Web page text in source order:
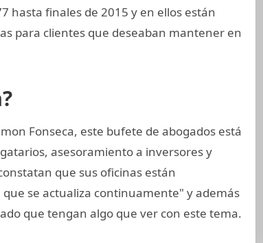
hasta finales de 2015 y en ellos están
para clientes que deseaban mantener en
Fonseca, este bufete de abogados está
asesoramiento a inversores y
que sus oficinas están
se actualiza continuamente" y además
que tengan algo que ver con este tema.